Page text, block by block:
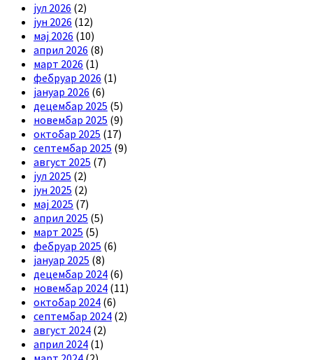
јул 2026 (2)
јун 2026 (12)
мај 2026 (10)
април 2026 (8)
март 2026 (1)
фебруар 2026 (1)
јануар 2026 (6)
децембар 2025 (5)
новембар 2025 (9)
октобар 2025 (17)
септембар 2025 (9)
август 2025 (7)
јул 2025 (2)
јун 2025 (2)
мај 2025 (7)
април 2025 (5)
март 2025 (5)
фебруар 2025 (6)
јануар 2025 (8)
децембар 2024 (6)
новембар 2024 (11)
октобар 2024 (6)
септембар 2024 (2)
август 2024 (2)
април 2024 (1)